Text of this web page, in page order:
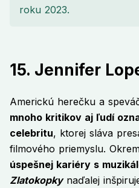
15. Jennifer
Americkú herečku a
mnoho kritikov aj ľudí
celebritu, ktorej sláva
filmového priemyslu.
úspešnej kariéry s
Zlatokopkynaďalej